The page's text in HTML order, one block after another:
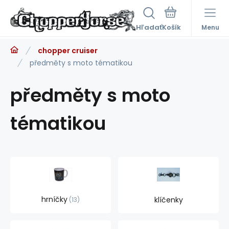
Hľadať Menu
chopper cruiser
předměty s moto tématikou
předměty s moto
tématikou
hrníčky 13 klíčenky